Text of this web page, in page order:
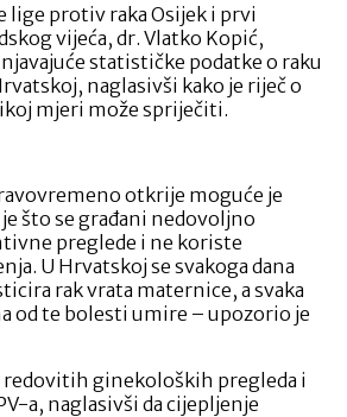
lige protiv raka Osijek i prvi
vijeća, dr. Vlatko Kopić,
statističke podatke o raku
naglasivši kako je riječ o
mjeri može spriječiti.
otkrije moguće je
što se građani nedovoljno
preglede i ne koriste
U Hrvatskoj se svakoga dana
rak vrata maternice, a svaka
od te bolesti umire – upozorio je
redovitih ginekoloških pregleda i
a, naglasivši da cijepljenje